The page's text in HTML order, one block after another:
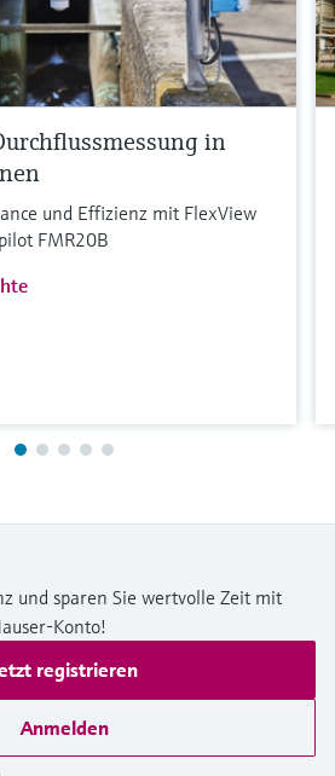
in
und Effizienz mit FlexView
FMR20B
und sparen Sie wertvolle Zeit mit
Konto!
registrieren
Anmelden